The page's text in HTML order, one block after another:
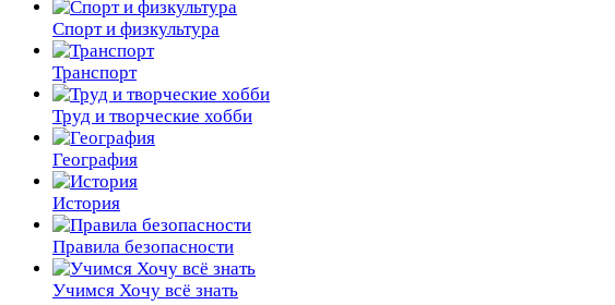
Спорт и физкультура
Транспорт
Труд и творческие хобби
География
История
Правила безопасности
Учимся Хочу всё знать